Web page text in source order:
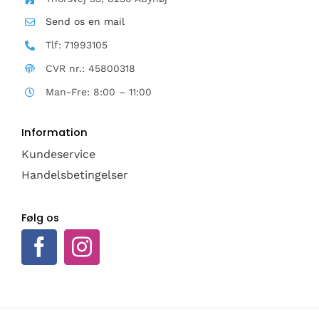
Send os en mail
Tlf: 71993105
CVR nr.: 45800318
Man-Fre: 8:00 – 11:00
Information
Kundeservice
Handelsbetingelser
Følg os